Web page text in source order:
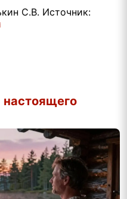
С.В. Источник: